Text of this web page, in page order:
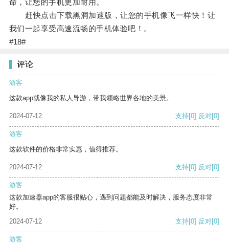
命，让您的手机更加耐用。
赶快点击下载黑洞加速版，让您的手机像飞一样快！让
我们一起享受高速流畅的手机体验吧！。
#18#
评论
游客
这款app就像我的私人导游，带我领略世界各地的美景。
2024-07-12 支持[0] 反对[0]
游客
这款软件的价格非常实惠，值得推荐。
2024-07-12 支持[0] 反对[0]
游客
这款加速器app的客服很贴心，遇到问题都能及时解决，服务态度非常
好。
2024-07-12
支持[0] 反对[0]
游客